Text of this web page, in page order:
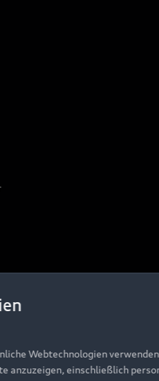
Webtechnologien
anzuzeigen, einschließlich